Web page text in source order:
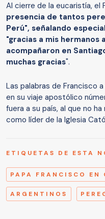
Al cierre de la eucaristía, el
presencia de tantos
Perú", señalando
"gracias a mis hermanos
acompañaron en
muchas gracias".
Las palabras de Francisco
en su viaje apostólico
fuera a su país, al que no
como líder de la Iglesia
ETIQUETAS DE ESTA
PAPA FRANCISCO EN
ARGENTINOS